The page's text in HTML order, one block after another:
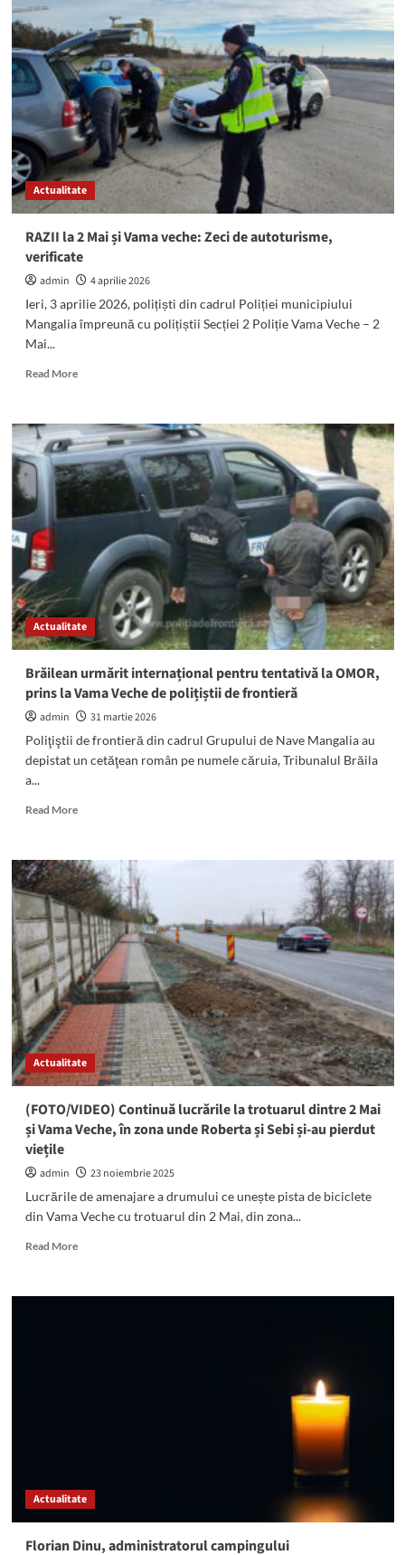
descoperite
de
polițiștii
de
frontieră
pe
DN
39,
la
Vama
Veche
Actualitate
RAZII la 2 Mai și Vama veche: Zeci de autoturisme,
verificate
admin
4 aprilie 2026
Ieri, 3 aprilie 2026, polițiști din cadrul Poliției municipiului
Mangalia împreună cu polițiștii Secției 2 Poliție Vama Veche – 2
Mai...
Read MoreRead
RAZII
la
2
Mai
și
autoturisme,
verificate
Actualitate
Brăilean urmărit internațional pentru tentativă la OMOR,
prins la Vama Veche de polițiștii de frontieră
admin
31 martie 2026
Poliţiştii de frontieră din cadrul Grupului de Nave Mangalia au
depistat un cetăţean român pe numele căruia, Tribunalul Brăila
a...
Read MoreRead
Brăilean
urmărit
internațional
pentru
tentativă
la
OMOR,
prins
la
Vama
de
polițiștii
de
Actualitate
(FOTO/VIDEO) Continuă lucrările la trotuarul dintre 2 Mai
și Vama Veche, în zona unde Roberta și Sebi și-au pierdut
viețile
admin
23 noiembrie 2025
Lucrările de amenajare a drumului ce unește pista de biciclete
din Vama Veche cu trotuarul din 2 Mai, din zona...
Read MoreRead
(FOTO/VIDEO)
zona
Actualitate
Florian Dinu, administratorul campingului